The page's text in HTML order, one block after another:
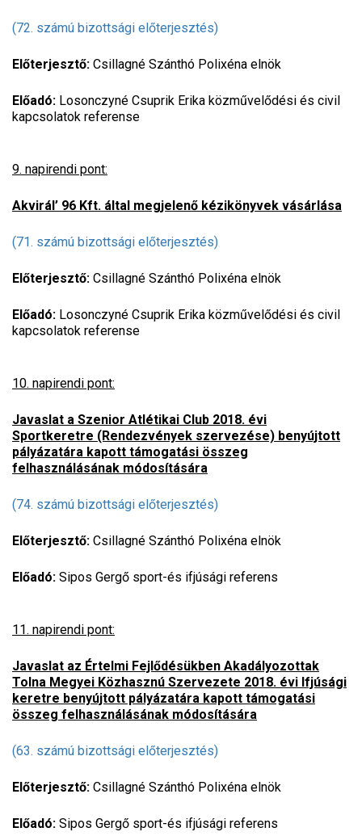
(72. számú bizottsági előterjesztés)
Előterjesztő: Csillagné Szánthó Polixéna elnök
Előadó: Losonczyné Csuprik Erika közművelődési és civil
kapcsolatok referense
9. napirendi pont:
Akvirál’ 96 Kft. által megjelenő kézikönyvek vásárlása
(71. számú bizottsági előterjesztés)
Előterjesztő: Csillagné Szánthó Polixéna elnök
Előadó: Losonczyné Csuprik Erika közművelődési és civil
kapcsolatok referense
10. napirendi pont:
Javaslat a Szenior Atlétikai Club 2018. évi
Sportkeretre (Rendezvények szervezése) benyújtott
pályázatára kapott támogatási összeg
felhasználásának módosítására
(74. számú bizottsági előterjesztés)
Előterjesztő: Csillagné Szánthó Polixéna elnök
Előadó: Sipos Gergő sport-és ifjúsági referens
11. napirendi pont:
Javaslat az Értelmi Fejlődésükben Akadályozottak
Tolna Megyei Közhasznú Szervezete 2018. évi Ifjúsági
keretre benyújtott pályázatára kapott támogatási
összeg felhasználásának módosítására
(63. számú bizottsági előterjesztés)
Előterjesztő: Csillagné Szánthó Polixéna elnök
Előadó: Sipos Gergő sport-és ifjúsági referens